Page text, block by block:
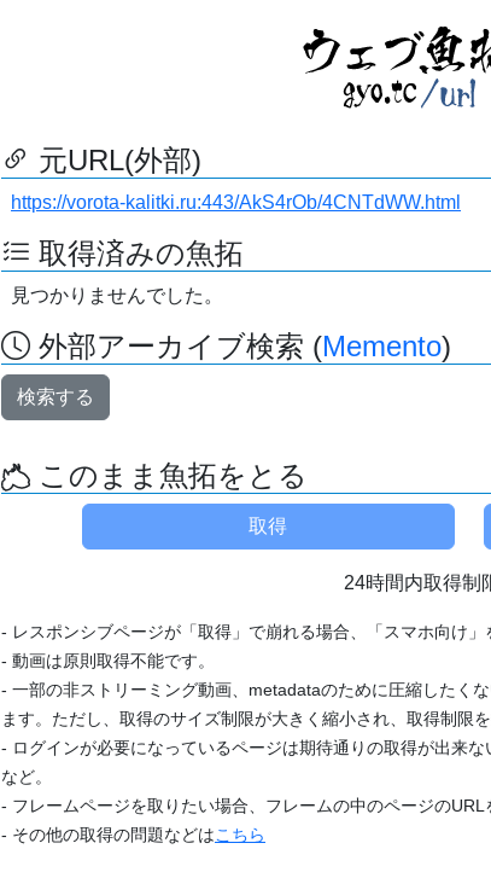
元URL(外部)
https://vorota-kalitki.ru:443/AkS4rOb/4CNTdWW.html
取得済みの魚拓
見つかりませんでした。
外部アーカイブ検索 (Memento)
検索する
このまま魚拓をとる
24時間内取得制
- レスポンシブページが「取得」で崩れる場合、「スマホ向け」
- 動画は原則取得不能です。
- 一部の非ストリーミング動画、metadataのために圧縮したく
ます。ただし、取得のサイズ制限が大きく縮小され、取得制限
- ログインが必要になっているページは期待通りの取得が出来
など。
- フレームページを取りたい場合、フレームの中のページの
- その他の取得の問題などはこちら